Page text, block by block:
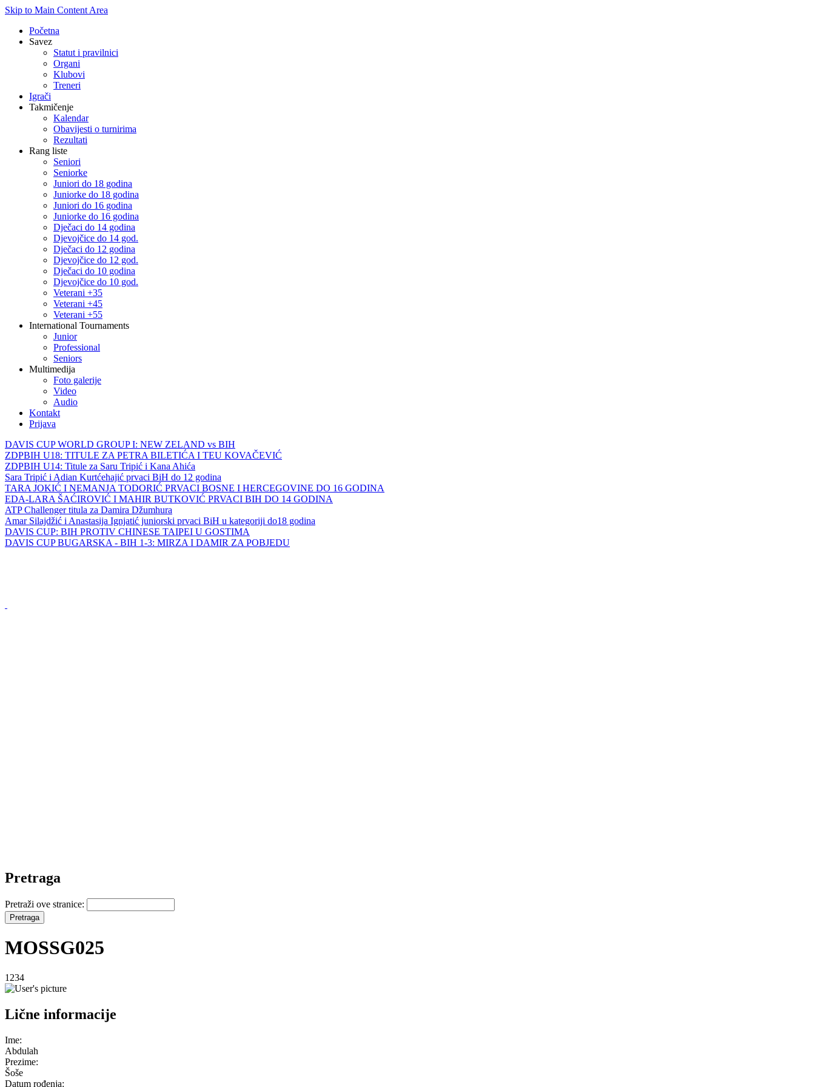
Skip to Main Content Area
Početna
Savez
Statut i pravilnici
Organi
Klubovi
Treneri
Igrači
Takmičenje
Kalendar
Obavijesti o turnirima
Rezultati
Rang liste
Seniori
Seniorke
Juniori do 18 godina
Juniorke do 18 godina
Juniori do 16 godina
Juniorke do 16 godina
Dječaci do 14 godina
Djevojčice do 14 god.
Dječaci do 12 godina
Djevojčice do 12 god.
Dječaci do 10 godina
Djevojčice do 10 god.
Veterani +35
Veterani +45
Veterani +55
International Tournaments
Junior
Professional
Seniors
Multimedija
Foto galerije
Video
Audio
Kontakt
Prijava
DAVIS CUP WORLD GROUP I: NEW ZELAND vs BIH
ZDPBIH U18: TITULE ZA PETRA BILETIĆA I TEU KOVAČEVIĆ
ZDPBIH U14: Titule za Saru Tripić i Kana Ahića
Sara Tripić i Adian Kurtćehajić prvaci BiH do 12 godina
TARA JOKIĆ I NEMANJA TODORIĆ PRVACI BOSNE I HERCEGOVINE DO 16 GODINA
EDA-LARA ŠAĆIROVIĆ I MAHIR BUTKOVIĆ PRVACI BIH DO 14 GODINA
ATP Challenger titula za Damira Džumhura
Amar Silajdžić i Anastasija Ignjatić juniorski prvaci BiH u kategoriji do18 godina
DAVIS CUP: BIH PROTIV CHINESE TAIPEI U GOSTIMA
DAVIS CUP BUGARSKA - BIH 1-3: MIRZA I DAMIR ZA POBJEDU
Pretraga
Pretraži ove stranice:
MOSSG025
1234
Lične informacije
Ime:
Abdulah
Prezime:
Šoše
Datum rođenja: